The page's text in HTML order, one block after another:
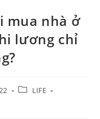
mua nhà ở
lương chỉ
PostLIFE